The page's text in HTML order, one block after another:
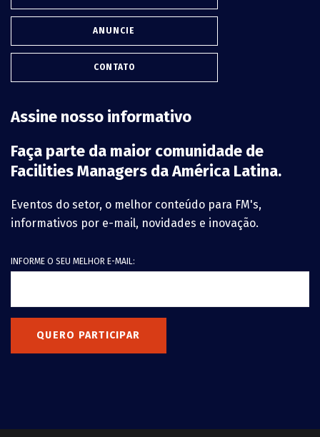
ANUNCIE
CONTATO
Assine nosso informativo
Faça parte da maior comunidade de
Facilities Managers da América Latina.
Eventos do setor, o melhor conteúdo para FM's,
informativos por e-mail, novidades e inovação.
INFORME O SEU MELHOR E-MAIL:
QUERO PARTICIPAR